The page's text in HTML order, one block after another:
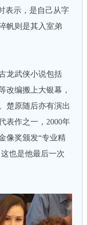
表示，是自己从字
帆则是其入室弟
武侠小说包括
改编搬上大银幕，
楚原随后亦有演出
表作之一，2000年
像奖颁发“专业精
也是他最后一次